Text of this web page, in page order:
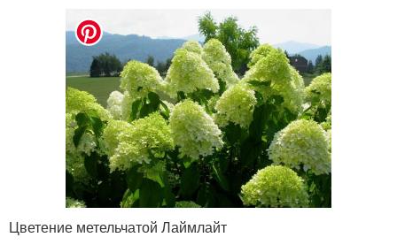
Цветение метельчатой Лаймлайт